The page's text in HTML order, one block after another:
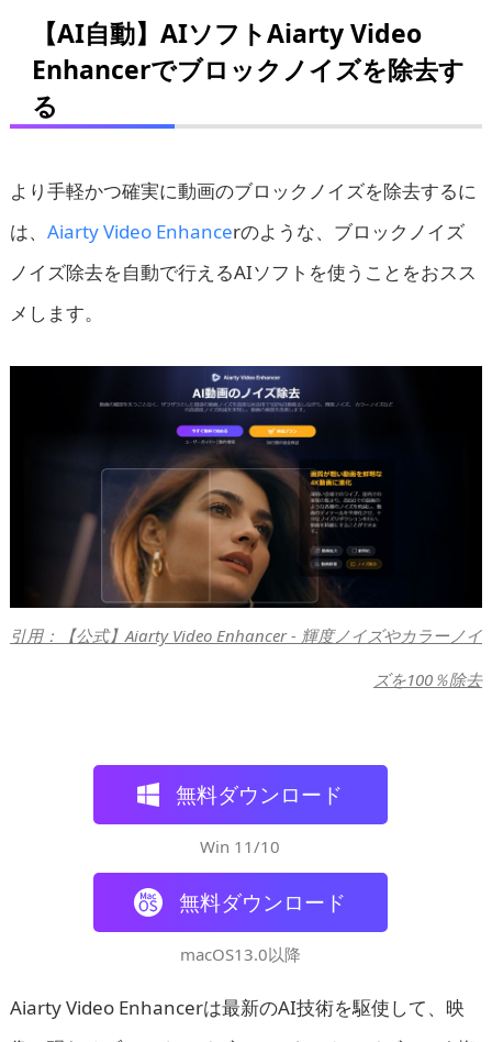
【AI自動】AIソフトAiarty Video
Enhancerでブロックノイズを除去す
る
より手軽かつ確実に動画のブロックノイズを除去するに
は、 Aiarty Video Enhancerのような、ブロックノイズ
ノイズ除去を自動で行えるAIソフトを使うことをおスス
メします。
引用：【公式】Aiarty Video Enhancer - 輝度ノイズやカラーノイ
ズを100％除去
無料ダウンロード
Win 11/10
無料ダウンロード
macOS13.0以降
Aiarty Video Enhancerは最新のAI技術を駆使して、映